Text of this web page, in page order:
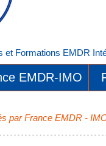
Formations EMDR
EMDR-IMO
par France EMDR -